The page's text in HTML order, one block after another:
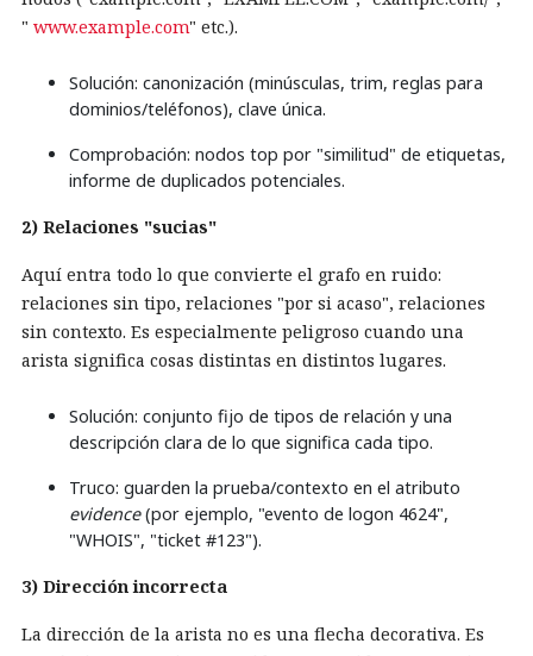
" www.example.com" etc.).
Solución: canonización (minúsculas, trim, reglas para
dominios/teléfonos), clave única.
Comprobación: nodos top por "similitud" de etiquetas,
informe de duplicados potenciales.
2) Relaciones "sucias"
Aquí entra todo lo que convierte el grafo en ruido:
relaciones sin tipo, relaciones "por si acaso", relaciones
sin contexto. Es especialmente peligroso cuando una
arista significa cosas distintas en distintos lugares.
Solución: conjunto fijo de tipos de relación y una
descripción clara de lo que significa cada tipo.
Truco: guarden la prueba/contexto en el atributo
evidence(por ejemplo, "evento de logon 4624",
"WHOIS", "ticket #123").
3) Dirección incorrecta
La dirección de la arista no es una flecha decorativa. Es